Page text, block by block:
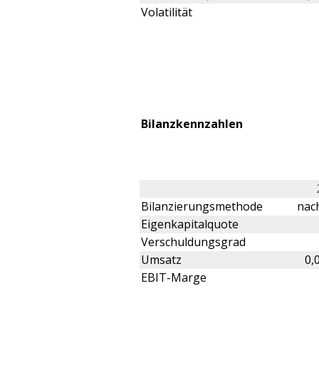
Volatilität
Bilanzkennzahlen
Bilanzierungsmethode
Eigenkapitalquote
Verschuldungsgrad
Umsatz
EBIT-Marge